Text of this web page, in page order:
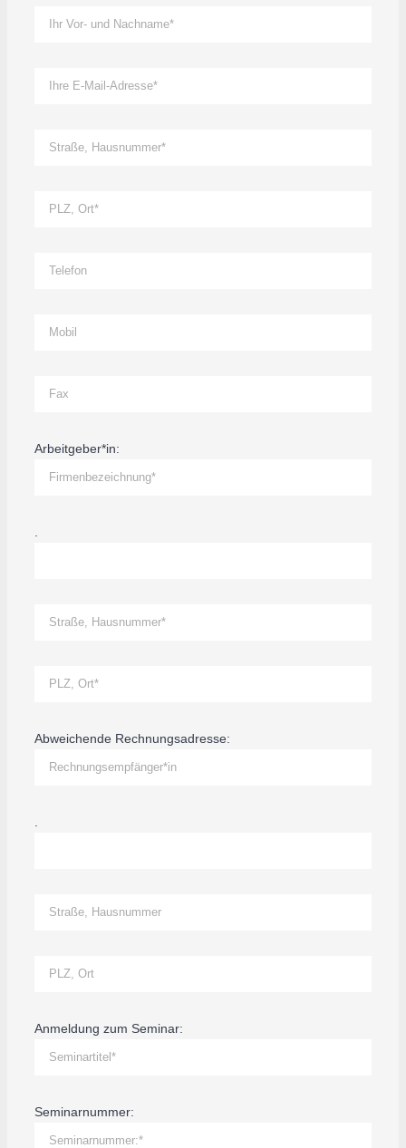
Arbeitgeber*in:
Abweichende Rechnungsadresse:
Anmeldung zum Seminar:
Seminarnummer: